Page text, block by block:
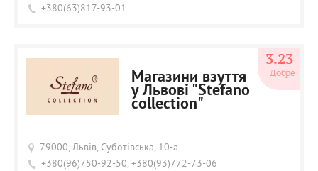
+380(63)817-93-01
Магазини взуття
у Львові "Stefano
collection"
79000, Львів, Суботівська, 10-а
+380(96)750-92-50, +380(93)772-73-06
3.23
Добре